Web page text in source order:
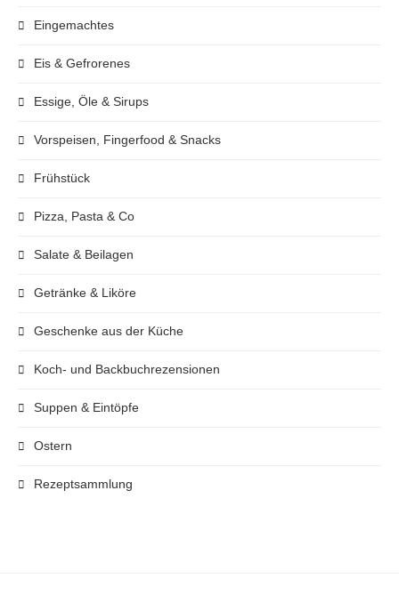
Eingemachtes
Eis & Gefrorenes
Essige, Öle & Sirups
Vorspeisen, Fingerfood & Snacks
Frühstück
Pizza, Pasta & Co
Salate & Beilagen
Getränke & Liköre
Geschenke aus der Küche
Koch- und Backbuchrezensionen
Suppen & Eintöpfe
Ostern
Rezeptsammlung